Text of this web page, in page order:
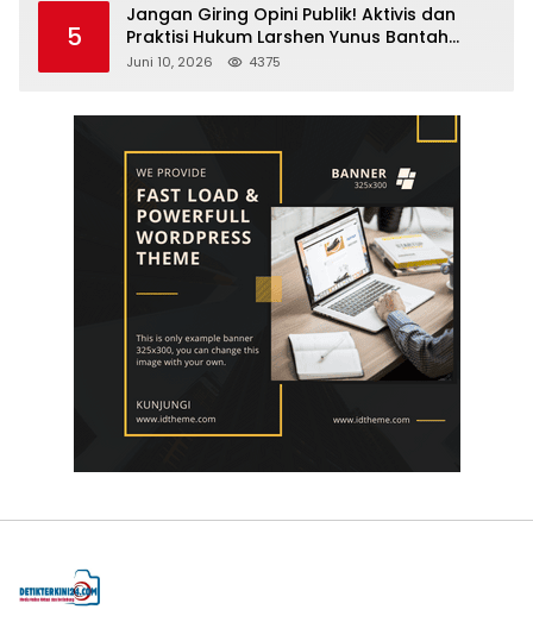
5
Jangan Giring Opini Publik! Aktivis dan
Praktisi Hukum Larshen Yunus Bantah
Tuduhan Soal Gelar Profesor Sufmi Dasco
Juni 10, 2026 4375